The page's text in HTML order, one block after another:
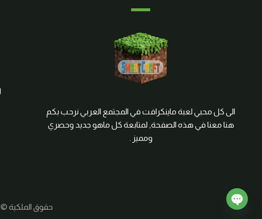
الى كل محبي لعبة ماينكرافت في المجتمع العربي نرحب بكم
هنا معنا في هذه الصفحة, لمتابعة كل ماهو جديد وحصري
ومميز .
حقوق الملكية © 2026 SmartCraft | صنع بواسطة